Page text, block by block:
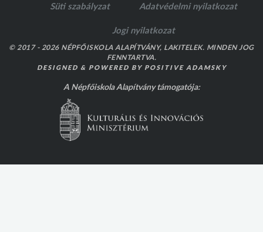
Süti szabályzat Adatvédelmi nyilatkozat
Jogi nyilatkozat
© 2017 - 2026 NÉPFŐISKOLA ALAPÍTVÁNY, LAKITELEK. MINDEN JOG
FENNTARTVA.
DESIGNED & POWERED BY POSITIVE ADAMSKY
A Népfőiskola Alapítvány támogatója: